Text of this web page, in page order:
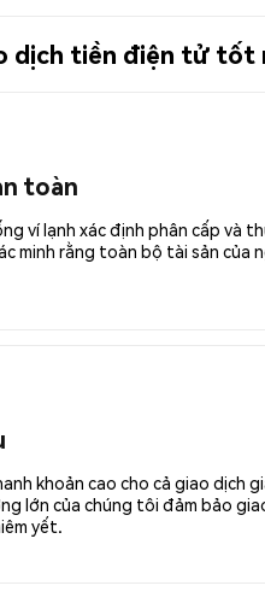
dịch tiền điện tử tốt
toàn
ví lạnh xác định phân cấp và
minh rằng toàn bộ tài sản của
khoản cao cho cả giao dịch
lớn của chúng tôi đảm bảo
yết.